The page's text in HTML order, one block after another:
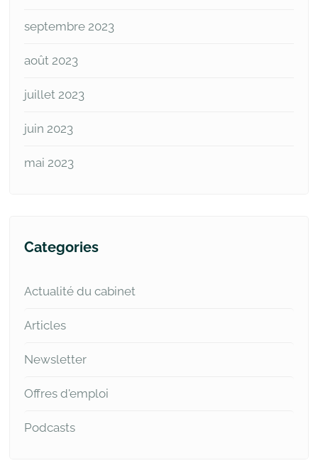
septembre 2023
août 2023
juillet 2023
juin 2023
mai 2023
Categories
Actualité du cabinet
Articles
Newsletter
Offres d'emploi
Podcasts